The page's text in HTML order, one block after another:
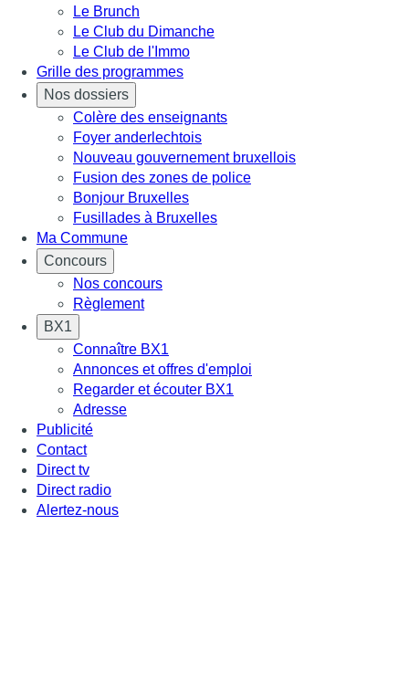
Le Brunch
Le Club du Dimanche
Le Club de l'Immo
Grille des programmes
Nos dossiers
Colère des enseignants
Foyer anderlechtois
Nouveau gouvernement bruxellois
Fusion des zones de police
Bonjour Bruxelles
Fusillades à Bruxelles
Ma Commune
Concours
Nos concours
Règlement
BX1
Connaître BX1
Annonces et offres d'emploi
Regarder et écouter BX1
Adresse
Publicité
Contact
Direct tv
Direct radio
Alertez-nous